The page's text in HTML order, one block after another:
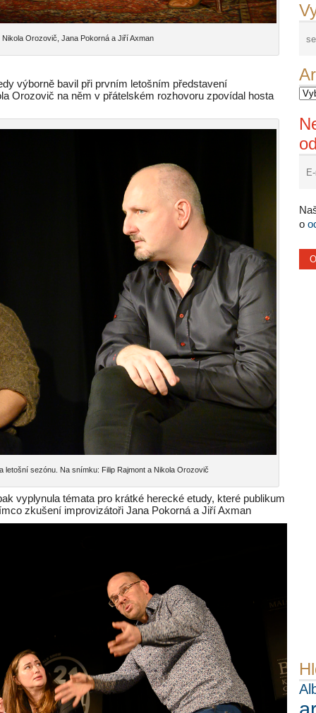
o
Orozovič, Jana Pokorná a Jiří Axman
výborně bavil při prvním letošním představení
Orozovič na něm v přátelském rozhovoru zpovídal hosta
letošní sezónu. Na snímku: Filip Rajmont a Nikola Orozovič
vyplynula témata pro krátké herecké etudy, které publikum
zkušení improvizátoři Jana Pokorná a Jiří Axman